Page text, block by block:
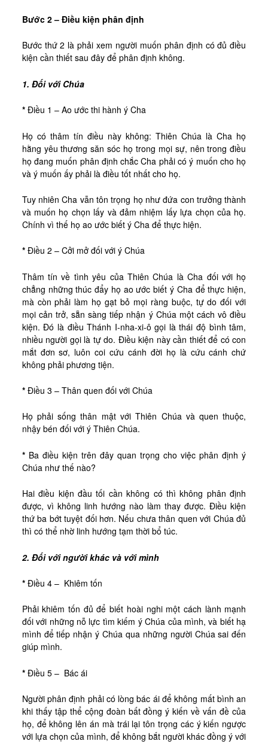
Bước 2 – Điều kiện phân định
Bước thứ 2 là phải xem người muốn phân định có đủ điều
kiện cần thiết sau đây để phân định không.
1. Đối với Chúa
*Điều 1 – Ao ước thi hành ý Cha
Họ có thâm tín điều này không: Thiên Chúa là Cha họ
hằng yêu thương săn sóc họ trong mọi sự, nên trong điều
họ đang muốn phân định chắc Cha phải có ý muốn cho họ
và ý muốn ấy phải là điều tốt nhất cho họ.
Tuy nhiên Cha vẫn tôn trọng họ như đứa con trưởng thành
và muốn họ chọn lấy và đảm nhiệm lấy lựa chọn của họ.
Chính vì thế họ ao ước biết ý Cha để thực hiện.
*Điều 2 – Cởi mở đối với ý Chúa
Thâm tín về tình yêu của Thiên Chúa là Cha đối với họ
chẳng những thúc đẩy họ ao ước biết ý Cha để thực hiện,
mà còn phải làm họ gạt bỏ mọi ràng buộc, tự do đối với
mọi cản trở, sẵn sàng tiếp nhận ý Chúa một cách vô điều
kiện. Đó là điều Thánh I-nha-xi-ô gọi là thái độ bình tâm,
nhiều người gọi là tự do. Điều kiện này cần thiết để có con
mắt đơn sơ, luôn coi cứu cánh đời họ là cứu cánh chứ
không phải phương tiện.
*Điều 3 – Thân quen đối với Chúa
Họ phải sống thân mật với Thiên Chúa và quen thuộc,
nhậy bén đối với ý Thiên Chúa.
*Ba điều kiện trên đây quan trọng cho việc phân định ý
Chúa như thế nào?
Hai điều kiện đầu tối cần không có thì không phân định
được, vì không linh hướng nào làm thay được. Điều kiện
thứ ba bớt tuyệt đối hơn. Nếu chưa thân quen với Chúa đủ
thì có thể nhờ linh hướng tạm thời bổ túc.
2. Đối với người khác và với mình
*Điều 4 – Khiêm tốn
Phải khiêm tốn đủ để biết hoài nghi một cách lành mạnh
đối với những nỗ lực tìm kiếm ý Chúa của mình, và biết hạ
mình để tiếp nhận ý Chúa qua những người Chúa sai đến
giúp mình.
*Điều 5 – Bác ái
Người phân định phải có lòng bác ái để không mất bình an
khi thấy tập thể cộng đoàn bất đồng ý kiến về vấn đề của
họ, để không lên án mà trái lại tôn trọng các ý kiến ngược
với lựa chọn của mình, để không bắt người khác đồng ý với